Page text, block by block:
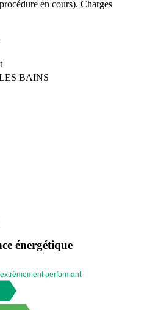
en cours). Charges
BAINS
énergétique
performant